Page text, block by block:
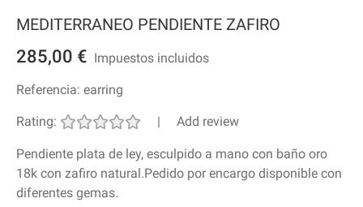
MEDITERRANEO PENDIENTE ZAFIRO
285,00 € Impuestos incluidos
Referencia: earring
Rating: | Add review
Pendiente plata de ley, esculpido a mano con baño oro
18k con zafiro natural.Pedido por encargo disponible con
diferentes gemas.